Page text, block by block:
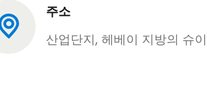
주소
산업단지, 헤베이 지방의 슈